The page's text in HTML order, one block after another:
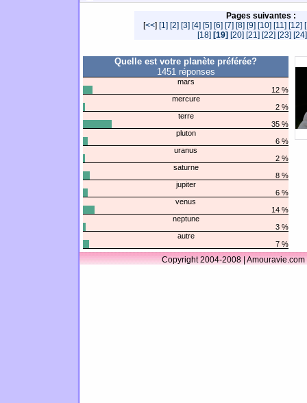
Pages suivantes :
[<<] [1] [2] [3] [4] [5] [6] [7] [8] [9] [10] [11] [12]
[18] [19] [20] [21] [22] [23] [24]
Quelle est votre planète préférée?
1451 réponses
mars
12 %
mercure
2 %
terre
35 %
pluton
6 %
uranus
2 %
saturne
8 %
jupiter
6 %
venus
14 %
neptune
3 %
autre
7 %
Copyright 2004-2008 |